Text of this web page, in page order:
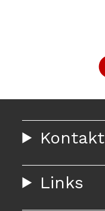
Kontakt
Links